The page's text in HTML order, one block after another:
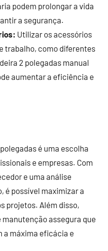
podem prolongar a vida
a segurança.
Utilizar os acessórios
trabalho, como diferentes
2 polegadas manual
aumentar a eficiência e
é uma escolha
e empresas. Com
e uma análise
possível maximizar a
projetos. Além disso,
assegura que
a máxima eficácia e